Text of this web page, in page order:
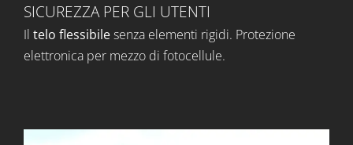
SICUREZZA PER GLI UTENTI
Il telo flessibilesenza elementi rigidi. Protezione
elettronica per mezzo di fotocellule.